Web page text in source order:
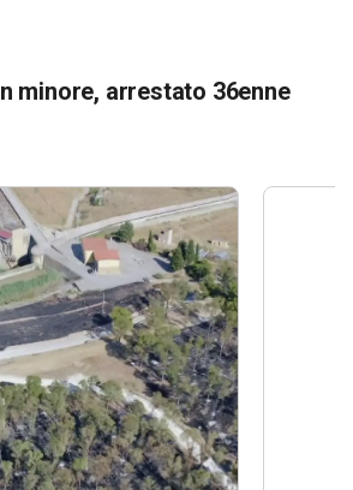
minore, arrestato 36enne